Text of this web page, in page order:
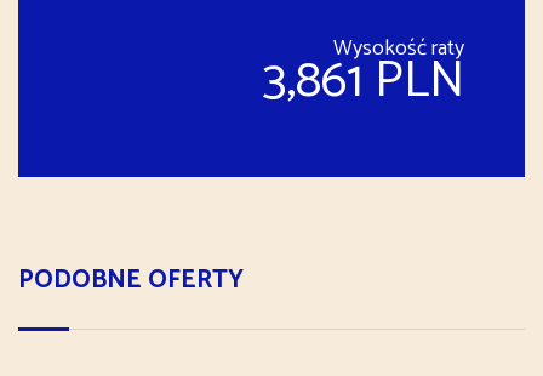
Wysokość raty
3,861 PLN
PODOBNE OFERTY